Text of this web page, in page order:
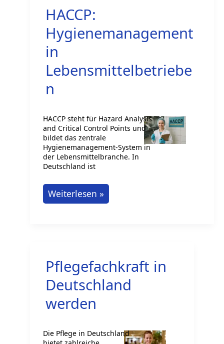
Höhe
HACCP:
Hygienemanagement
in
Lebensmittelbetriebe
n
HACCP steht für Hazard Analysis
and Critical Control Points und
bildet das zentrale
Hygienemanagement-System in
der Lebensmittelbranche. In
Deutschland ist
HACCP:
Hygienemanagement
Weiterlesen »
Pflegefachkraft in
Deutschland
werden
Die Pflege in Deutschland